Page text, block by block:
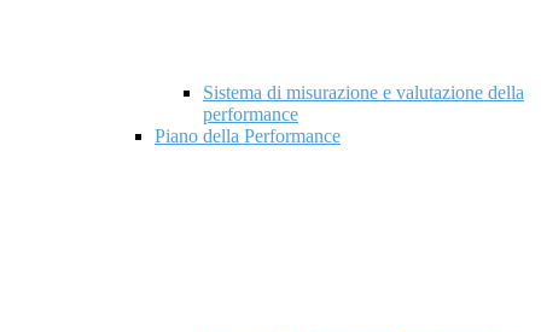
Sistema di misurazione e valutazione della
performance
Piano della Performance